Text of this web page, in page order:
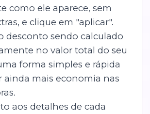
como ele aparece, sem
e clique em "aplicar".
desconto sendo calculado
no valor total do seu
forma simples e rápida
ainda mais economia nas
aos detalhes de cada